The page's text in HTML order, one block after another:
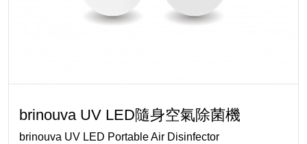
brinouva UV LED隨身空氣除菌機
brinouva UV LED Portable Air Disinfector